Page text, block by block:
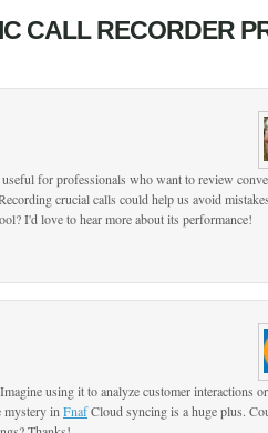
CALL RECORDER
for professionals who want to review
crucial calls could help us avoid
I'd love to hear more about its performance!
using it to analyze customer interactions
mystery in FnafCloud syncing is a huge plus.